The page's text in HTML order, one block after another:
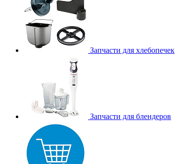
Запчасти для хлебопечек
Запчасти для блендеров